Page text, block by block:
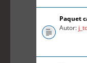
Paquet
Autor: